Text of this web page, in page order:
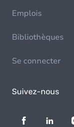
Emplois
Bibliothèques
Se connecter
Suivez-nous